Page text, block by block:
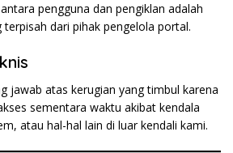
pengguna dan pengiklan adalah
dari pihak pengelola portal.
jawab atas kerugian yang timbul karena
sementara waktu akibat kendala
atau hal-hal lain di luar kendali kami.